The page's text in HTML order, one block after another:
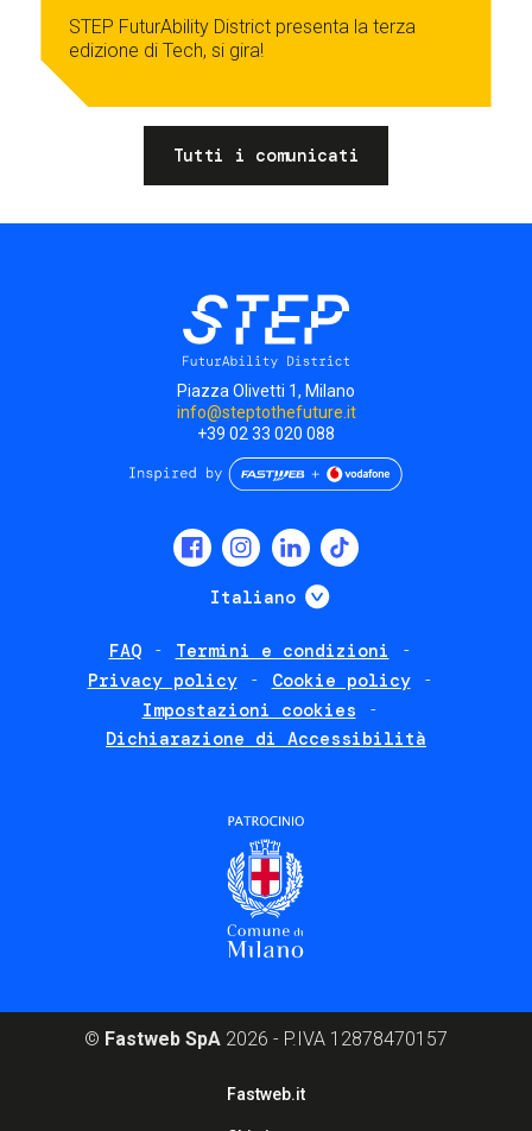
STEP FuturAbility District presenta la terza
edizione di Tech, si gira!
Tutti i comunicati
Piazza Olivetti 1, Milano
info@steptothefuture.it
+39 02 33 020 088
Italiano Mostra ulteriori
FAQ
Termini e condizioni
Privacy policy
Cookie policy
Impostazioni cookies
Dichiarazione di Accessibilità
© Fastweb SpA 2026 - P.IVA 12878470157
Fastweb.it